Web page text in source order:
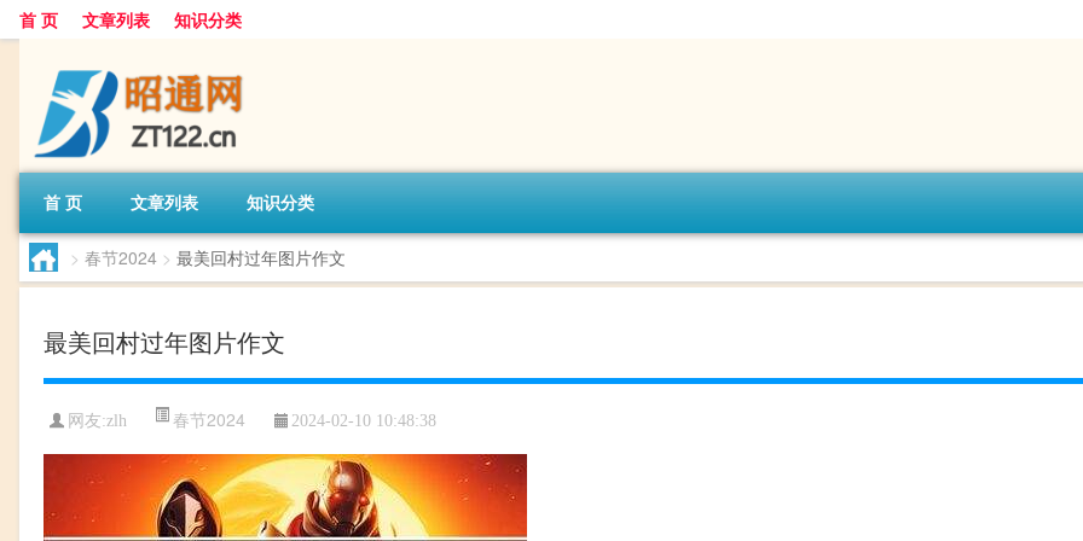
首 页 文章列表 知识分类
首 页 文章列表 知识分类
> 春节2024 > 最美回村过年图片作文
最美回村过年图片作文
网友:zlh 春节2024 2024-02-10 10:48:38